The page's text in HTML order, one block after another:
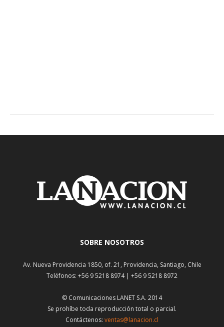
SOBRE NOSOTROS
Av. Nueva Providencia 1850, of. 21, Providencia, Santiago, Chile
Teléfonos: +56 9 5218 8974 | +56 9 5218 8972
© Comunicaciones LANET S.A. 2014
Se prohíbe toda reproducción total o parcial.
Contáctenos: ventas@lanacion.cl